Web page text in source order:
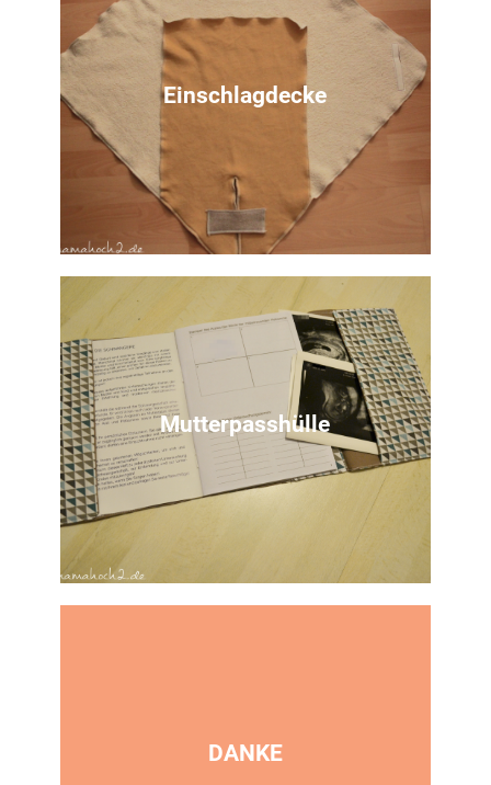
Du willst nichts verpassen
Folg Mamahoch2 bei Instagram
Zu meinem Account
Einschlagdecke
Nähtutorial
für eine Baby-Einschlagdecke
Zur Anleitung
Mutterpasshülle
DANKE